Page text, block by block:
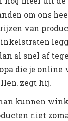
om ons
van
al snel af
die je online
zegt hij.
kunnen
niet